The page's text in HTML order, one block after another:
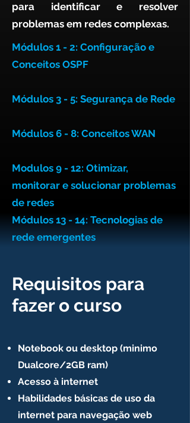
para identificar e resolver
problemas em redes complexas.
Módulos 1 - 2: Configuração e
Conceitos OSPF
Módulos 3 - 5: Segurança de Rede
Módulos 6 - 8: Conceitos WAN
Modulos 9 - 12: Otimizar,
monitorar e solucionar problemas
de redes
Módulos 13 - 14: Tecnologias de
rede emergentes
Requisitos para
fazer o curso
Notebook ou desktop (minimo
Dualcore/2GB ram)
Acesso à internet
Habilidades básicas de uso da
internet para navegação web